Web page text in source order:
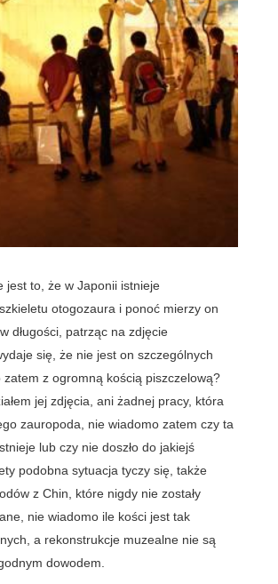
jest to, że w Japonii istnieje
otogozaura i ponoć mierzy on
długości, patrząc na zdjęcie
się, że nie jest on szczególnych
zatem z ogromną kością piszczelową?
jej zdjęcia, ani żadnej pracy, która
zauropoda, nie wiadomo zatem czy ta
lub czy nie doszło do jakiejś
podobna sytuacja tyczy się, także
z Chin, które nigdy nie zostały
nie wiadomo ile kości jest tak
a rekonstrukcje muzealne nie są
dowodem.